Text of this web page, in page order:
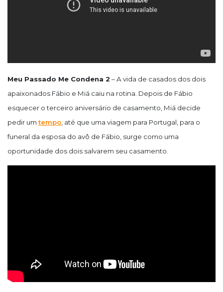
Meu Passado Me Condena 2 – A vida de casados dos dois
apaixonados Fábio e Miá caiu na rotina. Depois de Fábio
esquecer o terceiro aniversário de casamento, Miá decide
pedir umtempo , até que uma viagem para Portugal, para o
funeral da esposa do avô de Fábio, surge como uma
oportunidade dos dois salvarem seu casamento.